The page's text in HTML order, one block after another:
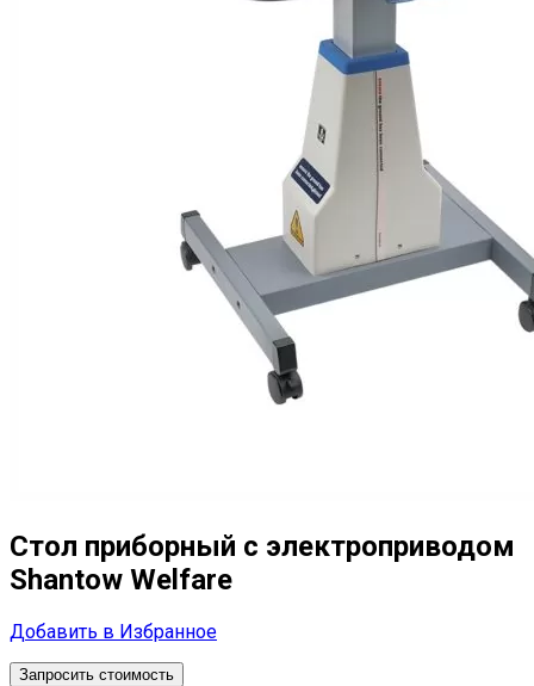
Стол приборный с электроприводом
Shantow Welfare
Добавить в Избранное
Запросить стоимость